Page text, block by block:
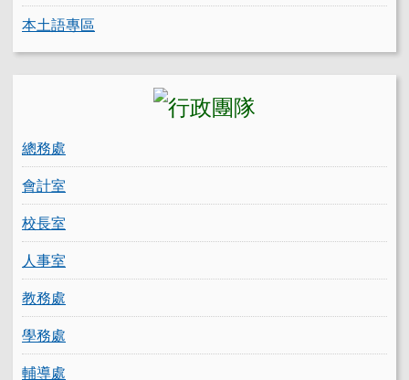
本土語專區
總務處
會計室
校長室
人事室
教務處
學務處
輔導處